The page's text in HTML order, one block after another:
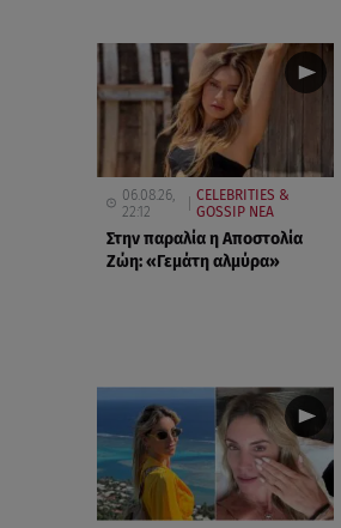
06.08.26,
22:12
CELEBRITIES &
GOSSIP ΝΕΑ
Στην παραλία η Αποστολία
Ζώη: «Γεμάτη αλμύρα»